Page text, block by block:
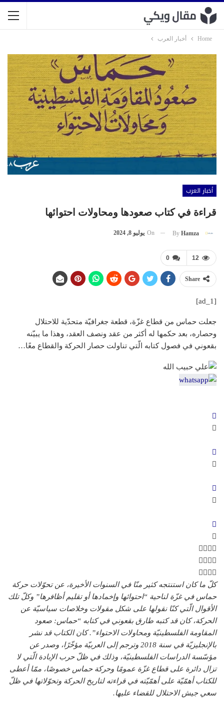
Home أخبار العرب
أخبار العرب
قراءة في كتاب صعودها ومحاولات احتوائها
By Hamza
On يوليو 8, 2024
0 12
Share
[ad_1]
جعلت حماس من قطاع غزّة، قطعة جغرافيّة متحدّية للاحتلال
وحصاره، بعد حكمها له أكثر من عقد ونصف العقد، وهذا ما يبيّنه
بقعوني في فصول كتابه الّتي تناولت حصار الحركة والقطاع معًا…
كلّ ما كان استنتجه كثير منّا في السنوات الأخيرة، عن تحوّلات حركة
حماس في غزّة لناحية “احتوائها وإخمادها أو تقليم أظافرها” وكلّ تلك
الأقوال الّتي كنّا نقولها على شكل مقولات وخلاصات سياسيّة عن
الحركة، كان قد كتبه طارق بقعوني في كتابه “حماس: صعود
المقاومة الفلسطينيّة ومحاولات الاحتواء”. كان الكتاب قد نشر
بالإنجليزيّة في سنة 2018 وترجم إلى العربيّة مؤخّرًا، وصدر عن
مؤسّسة الدراسات الفلسطينيّة، وذلك في ظلّ حرب الإبادة الّتي لا
تزال دائرة على قطاع غزّة عمومًا وحركة حماس خصوصًا، ممّا أعطى
للكتاب أهمّيّة على أهمّيّته في قراءته لتاريخ الحركة وتحوّلاتها في ظلّ
سعي جيش الاحتلال للقضاء عليها.